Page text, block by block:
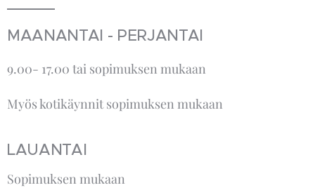
MAANANTAI - PERJANTAI
9.00- 17.00 tai sopimuksen mukaan
Myös kotikäynnit sopimuksen mukaan
LAUANTAI
Sopimuksen mukaan